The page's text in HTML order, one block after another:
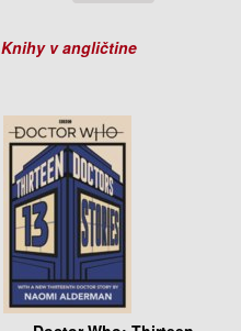
Knihy v angličtine